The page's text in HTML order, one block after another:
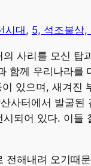
시대 , 5, 석조불상,
사리를 모신
함께 우리나라
있으며, 새겨
사터에서 발굴
되어 있다. 이
해내려 오기때